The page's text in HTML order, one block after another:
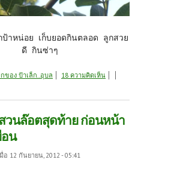
ป้าหน่อย เก็บยอดกินตลอด ลูกสวย
ดี กินซ่าๆ
าชมสวนป้าเล็ก
ของ ป้าเล็ก..อุบล
18 ความคิดเห็น
วนล๊อตสุดท้าย ก่อนหน้า
อน
มื่อ 12 กันยายน, 2012 - 05:41